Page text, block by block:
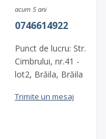
acum 5 ani
0746614922
Punct de lucru: Str.
Cimbrului, nr.41 -
lot2, Brăila, Brăila
Trimite un mesaj